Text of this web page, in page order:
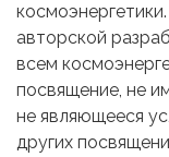
авторской
всем
посвящение, не
не являющееся
других